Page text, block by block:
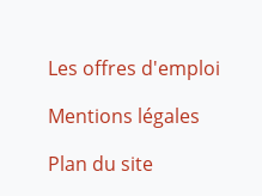
Footer
Les offres d'emploi
Mentions légales
Plan du site